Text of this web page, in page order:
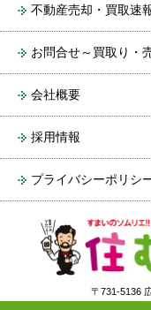
不動産売却・買取速
お問合せ～買取り・
会社概要
採用情報
プライバシーポリシ
〒731-5136